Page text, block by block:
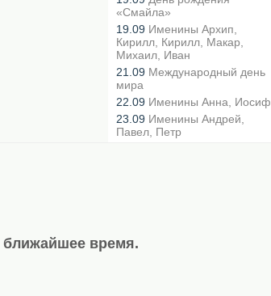
«Смайла»
19.09 Именины Архип,
Кирилл, Кирилл, Макар,
Михаил, Иван
21.09 Международный день
мира
22.09 Именины Анна, Иосиф
23.09 Именины Андрей,
Павел, Петр
время.